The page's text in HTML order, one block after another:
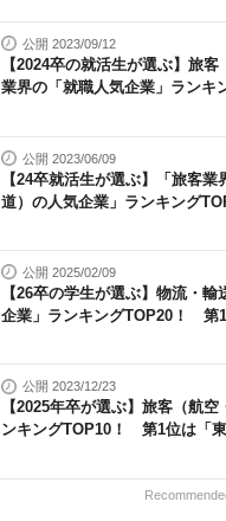
公開 2023/09/12
【2024卒の就活生が選ぶ】旅客
業界の「就職人気企業」ランキ
公開 2023/06/09
【24卒就活生が選ぶ】「旅客業
道）の人気企業」ランキング
公開 2025/02/09
【26卒の学生が選ぶ】物流・輸
企業」ランキングTOP20！ 第
公開 2023/12/23
【2025年卒が選ぶ】旅客（航
ンキングTOP10！ 第1位は「